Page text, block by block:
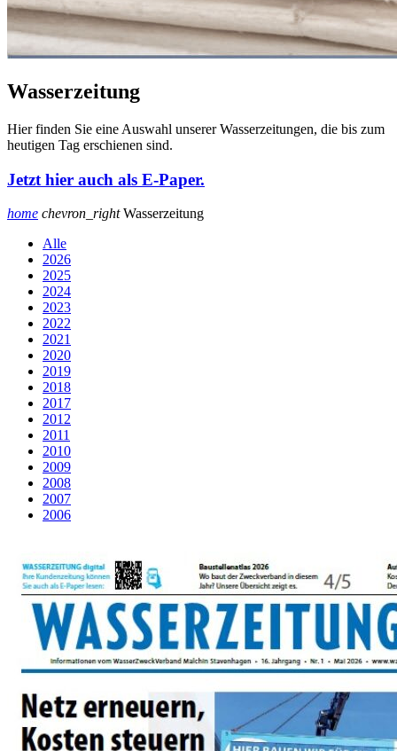
Wasserzeitung
Hier finden Sie eine Auswahl unserer Wasserzeitungen, die bis zum
heutigen Tag erschienen sind.
Jetzt hier auch als E-Paper.
home chevron_right Wasserzeitung
Alle
2026
2025
2024
2023
2022
2021
2020
2019
2018
2017
2012
2011
2010
2009
2008
2007
2006